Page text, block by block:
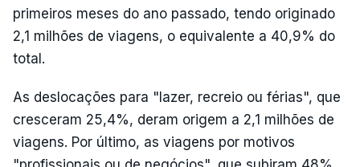
primeiros meses do ano passado, tendo originado
2,1 milhões de viagens, o equivalente a 40,9% do
total.
As deslocações para "lazer, recreio ou férias", que
cresceram 25,4%, deram origem a 2,1 milhões de
viagens. Por último, as viagens por motivos